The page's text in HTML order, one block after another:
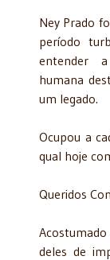
Ney Prado
período
entender
humana
um legado.
Ocupou a
qual hoje
Queridos
deles de